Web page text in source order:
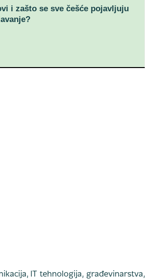
i zašto se sve češće pojavljuju
IT tehnologija, građevinarstva,